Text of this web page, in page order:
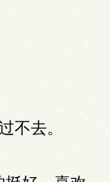
不去。